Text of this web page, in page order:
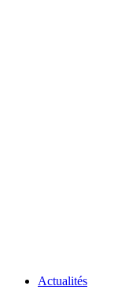
Actualités